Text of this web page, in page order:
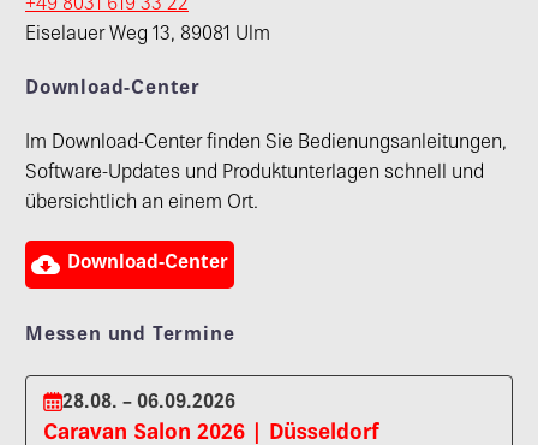
+49 8031 619 33 22
Eiselauer Weg 13, 89081 Ulm
Download-Center
Im Download-Center finden Sie Bedienungsanleitungen,
Software-Updates und Produktunterlagen schnell und
übersichtlich an einem Ort.
 Download-Center
Messen und Termine
28.08. – 06.09.2026
Caravan Salon 2026 | Düsseldorf